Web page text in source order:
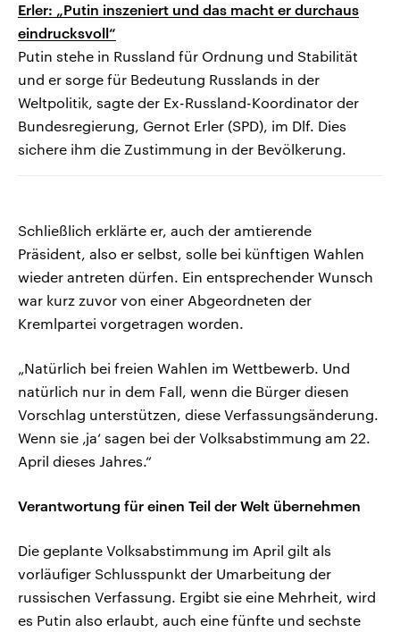
Erler: „Putin inszeniert und das macht er durchaus
eindrucksvoll“
Putin stehe in Russland für Ordnung und Stabilität
und er sorge für Bedeutung Russlands in der
Weltpolitik, sagte der Ex-Russland-Koordinator der
Bundesregierung, Gernot Erler (SPD), im Dlf. Dies
sichere ihm die Zustimmung in der Bevölkerung.
Schließlich erklärte er, auch der amtierende
Präsident, also er selbst, solle bei künftigen Wahlen
wieder antreten dürfen. Ein entsprechender Wunsch
war kurz zuvor von einer Abgeordneten der
Kremlpartei vorgetragen worden.
„Natürlich bei freien Wahlen im Wettbewerb. Und
natürlich nur in dem Fall, wenn die Bürger diesen
Vorschlag unterstützen, diese Verfassungsänderung.
Wenn sie ‚ja‘ sagen bei der Volksabstimmung am 22.
April dieses Jahres.“
Verantwortung für einen Teil der Welt übernehmen
Die geplante Volksabstimmung im April gilt als
vorläufiger Schlusspunkt der Umarbeitung der
russischen Verfassung. Ergibt sie eine Mehrheit, wird
es Putin also erlaubt, auch eine fünfte und sechste